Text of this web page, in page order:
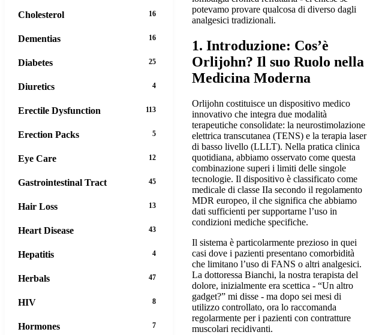
potevamo provare qualcosa di diverso dagli
analgesici tradizionali.
1. Introduzione: Cos’è
Orlijohn? Il suo Ruolo nella
Medicina Moderna
Orlijohn costituisce un dispositivo medico
innovativo che integra due modalità
terapeutiche consolidate: la neurostimolazione
elettrica transcutanea (TENS) e la terapia laser
di basso livello (LLLT). Nella pratica clinica
quotidiana, abbiamo osservato come questa
combinazione superi i limiti delle singole
tecnologie. Il dispositivo è classificato come
medicale di classe IIa secondo il regolamento
MDR europeo, il che significa che abbiamo
dati sufficienti per supportarne l’uso in
condizioni mediche specifiche.
Il sistema è particolarmente prezioso in quei
casi dove i pazienti presentano comorbidità
che limitano l’uso di FANS o altri analgesici.
La dottoressa Bianchi, la nostra terapista del
dolore, inizialmente era scettica - “Un altro
gadget?” mi disse - ma dopo sei mesi di
utilizzo controllato, ora lo raccomanda
regolarmente per i pazienti con contratture
muscolari recidivanti.
Cholesterol 16
Dementias 16
Diabetes 25
Diuretics 4
Erectile Dysfunction 113
Erection Packs 5
Eye Care 12
Gastrointestinal Tract 45
Hair Loss 13
Heart Disease 43
Hepatitis 4
Herbals 47
HIV 8
Hormones 7